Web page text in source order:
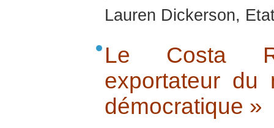
Lauren Dickerson,
Le Costa
exportateur
démocratique »